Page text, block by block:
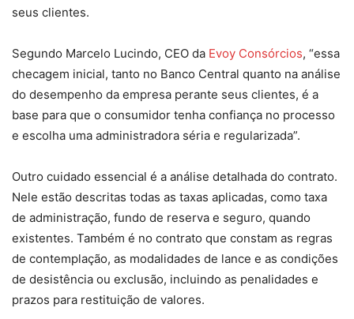
seus clientes.
Segundo Marcelo Lucindo, CEO da Evoy Consórcios, “essa
checagem inicial, tanto no Banco Central quanto na análise
do desempenho da empresa perante seus clientes, é a
base para que o consumidor tenha confiança no processo
e escolha uma administradora séria e regularizada”.
Outro cuidado essencial é a análise detalhada do contrato.
Nele estão descritas todas as taxas aplicadas, como taxa
de administração, fundo de reserva e seguro, quando
existentes. Também é no contrato que constam as regras
de contemplação, as modalidades de lance e as condições
de desistência ou exclusão, incluindo as penalidades e
prazos para restituição de valores.